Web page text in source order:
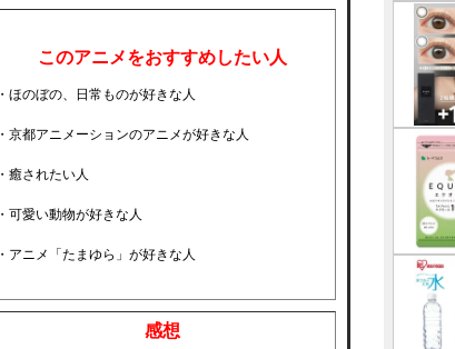
このアニメをおすすめしたい人
・ほのぼの、日常ものが好きな人
・京都アニメーションのアニメが好きな人
・癒されたい人
・可愛い動物が好きな人
・アニメ「たまゆら」が好きな人
感想